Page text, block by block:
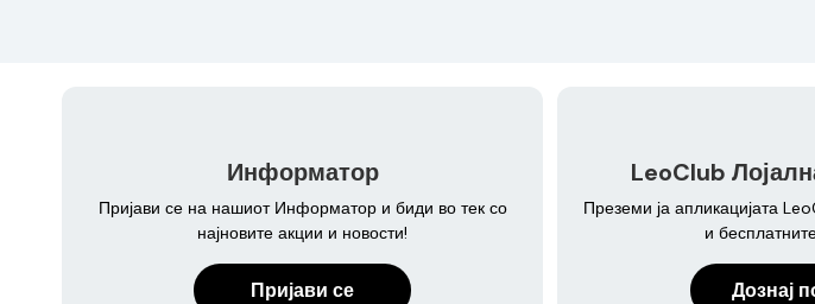
Информатор
Пријави се на нашиот Информатор и биди во тек со
најновите акции и новости!
Пријави се
LeoClub
Преземи ја апликацијата
и
Дознај